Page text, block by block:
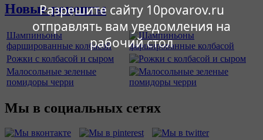
Разрешите сайту 10povarov.ru
отправлять вам уведомления на
рабочий стол
Новые рецепты
Шампиньоны
фаршированные колбасой
Рожки с колбасой и сыром
Малосольные зеленые
помидоры черри
Мы в социальных сетях